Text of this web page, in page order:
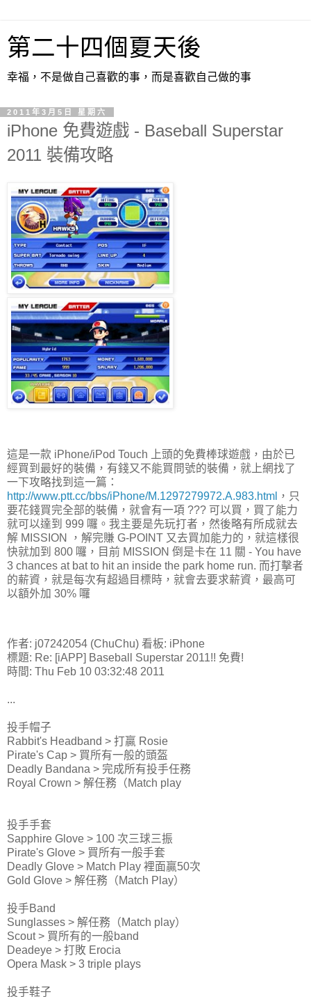
第二十四個夏天後
幸福，不是做自己喜歡的事，而是喜歡自己做的事
2011年3月5日 星期六
iPhone 免費遊戲 - Baseball Superstar
2011 裝備攻略
這是一款 iPhone/iPod Touch 上頭的免費棒球遊戲，由於已
經買到最好的裝備，有錢又不能買問號的裝備，就上網找了
一下攻略找到這一篇：
http://www.ptt.cc/bbs/iPhone/M.1297279972.A.983.html ，只
要花錢買完全部的裝備，就會有一項 ??? 可以買，買了能力
就可以達到 999 囉。我主要是先玩打者，然後略有所成就去
解 MISSION ，解完賺 G-POINT 又去買加能力的，就這樣很
快就加到 800 囉，目前 MISSION 倒是卡在 11 關 - You have
3 chances at bat to hit an inside the park home run. 而打擊者
的薪資，就是每次有超過目標時，就會去要求薪資，最高可
以額外加 30% 囉
作者: j07242054 (ChuChu) 看板: iPhone
標題: Re: [iAPP] Baseball Superstar 2011!! 免費!
時間: Thu Feb 10 03:32:48 2011
...
投手帽子
Rabbit's Headband > 打贏 Rosie
Pirate's Cap > 買所有一般的頭盔
Deadly Bandana > 完成所有投手任務
Royal Crown > 解任務（Match play
投手手套
Sapphire Glove > 100 次三球三振
Pirate's Glove > 買所有一般手套
Deadly Glove > Match Play 裡面贏50次
Gold Glove > 解任務（Match Play）
投手Band
Sunglasses > 解任務（Match play）
Scout > 買所有的一般band
Deadeye > 打敗 Erocia
Opera Mask > 3 triple plays
投手鞋子